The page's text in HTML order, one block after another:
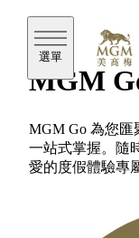
選單
最新
MGM
MGM Go 為您匯
一站式掌握。隨
愛的度假體驗專